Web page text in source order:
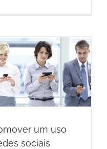
um uso
sociais